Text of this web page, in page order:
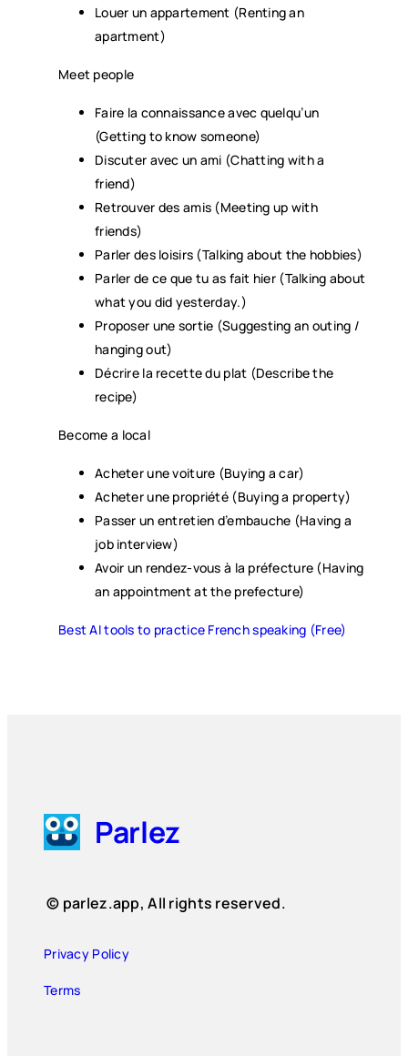
Louer un appartement (Renting an
apartment)
Meet people
Faire la connaissance avec quelqu’un
(Getting to know someone)
Discuter avec un ami (Chatting with a
friend)
Retrouver des amis (Meeting up with
friends)
Parler des loisirs (Talking about the hobbies)
Parler de ce que tu as fait hier (Talking about
what you did yesterday.)
Proposer une sortie (Suggesting an outing /
hanging out)
Décrire la recette du plat (Describe the
recipe)
Become a local
Acheter une voiture (Buying a car)
Acheter une propriété (Buying a property)
Passer un entretien d’embauche (Having a
job interview)
Avoir un rendez-vous à la préfecture (Having
an appointment at the prefecture)
Best AI tools to practice French speaking (Free)
Parlez
© parlez.app, All rights reserved.
Privacy Policy
Terms